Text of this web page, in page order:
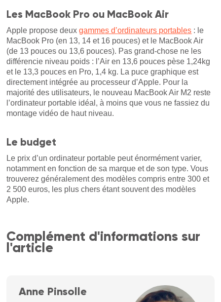
Les MacBook Pro ou MacBook Air
Apple propose deuxgammes d’ordinateurs portables : le
MacBook Pro (en 13, 14 et 16 pouces) et le MacBook Air
(de 13 pouces ou 13,6 pouces). Pas grand-chose ne les
différencie niveau poids : l’Air en 13,6 pouces pèse 1,24kg
et le 13,3 pouces en Pro, 1,4 kg. La puce graphique est
directement intégrée au processeur d’Apple. Pour la
majorité des utilisateurs, le nouveau MacBook Air M2 reste
l’ordinateur portable idéal, à moins que vous ne fassiez du
montage vidéo de haut niveau.
Le budget
Le prix d’un ordinateur portable peut énormément varier,
notamment en fonction de sa marque et de son type. Vous
trouverez généralement des modèles compris entre 300 et
2 500 euros, les plus chers étant souvent des modèles
Apple.
Complément d'informations sur
l'article
Anne Pinsolle